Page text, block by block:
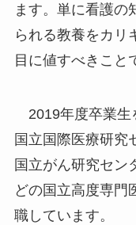
ます。単に看護の
られる教養をカリ
目に値すべきこと
2019年度卒業生
国立国際医療研究
国立がん研究セン
どの国立高度専門
職しています。